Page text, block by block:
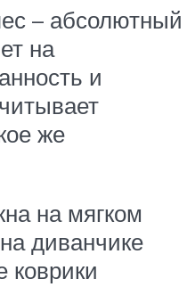
– абсолютный
на
и
же
на мягком
диванчике
коврики